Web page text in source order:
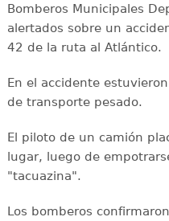
Bomberos Municipales
alertados sobre un
42 de la ruta al Atlántico.
En el accidente
de transporte pesado.
El piloto de un camión
lugar, luego de
"tacuazina".
Los bomberos